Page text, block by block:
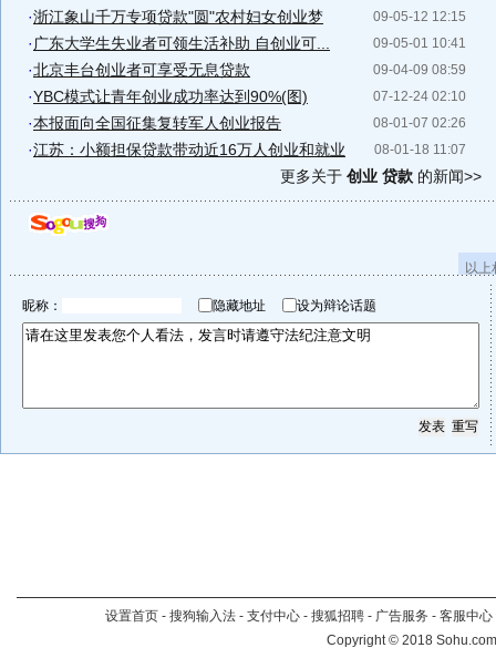
09-05-12 12:15
·浙江象山千万专项贷款"圆"农村妇女创业梦
09-05-01 10:41
· 广东大学生失业者可领生活补助 自创业可...
09-04-09 08:59
·北京丰台创业者可享受无息贷款
07-12-24 02:10
·YBC模式让青年创业成功率达到90%(图)
08-01-07 02:26
·本报面向全国征集复转军人创业报告
08-01-18 11:07
·江苏：小额担保贷款带动近16万人创业和就业
更多关于 创业 贷款 的新闻>>
以
昵称： 隐藏地址 设为辩论话题
设置首页 - 搜狗输入法 - 支付中心 - 搜狐招聘 - 广告服务 - 客服中心
Copyright©2018